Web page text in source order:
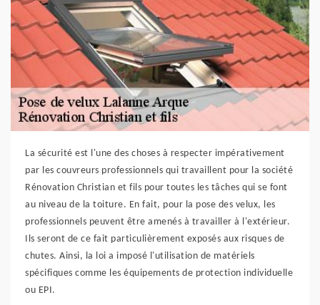
La sécurité est l'une des choses à respecter impérativement
par les couvreurs professionnels qui travaillent pour la société
Rénovation Christian et fils pour toutes les tâches qui se font
au niveau de la toiture. En fait, pour la pose des velux, les
professionnels peuvent être amenés à travailler à l'extérieur.
Ils seront de ce fait particulièrement exposés aux risques de
chutes. Ainsi, la loi a imposé l'utilisation de matériels
spécifiques comme les équipements de protection individuelle
ou EPI.